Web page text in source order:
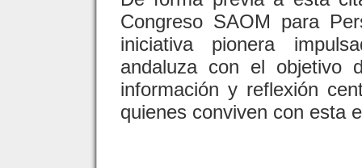
Congreso SAOM para
iniciativa pionera
andaluza con el objetivo
información y reflexión
quienes conviven con esta